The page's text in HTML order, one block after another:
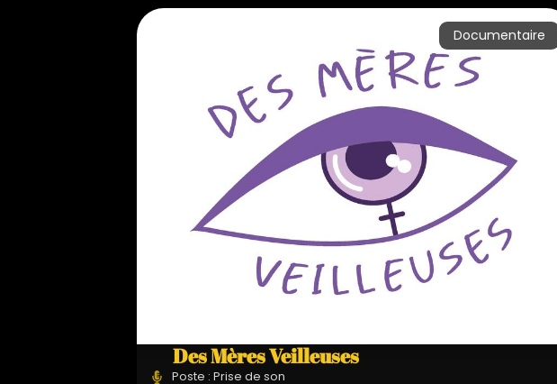
Des Mères Veilleuses
Documentaire
Poste : Prise de son